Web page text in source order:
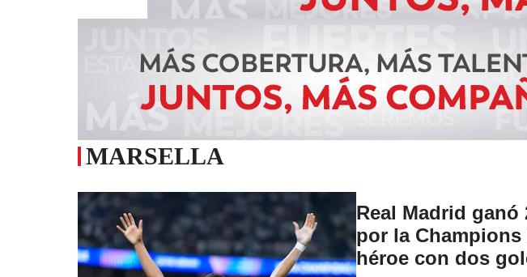
MARSELLA
Real Madrid ganó
por la Champions
héroe con dos